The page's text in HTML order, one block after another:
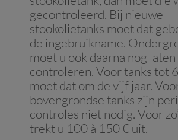
gecontroleerd. Bij nieuwe
stookolietanks moet dat
de ingebruikname.
moet u ook daarna nog laten
controleren. Voor tanks tot
moet dat om de vijf jaar.
bovengrondse tanks zijn
controles niet nodig. Voor
trekt u 100 à 150 € uit.